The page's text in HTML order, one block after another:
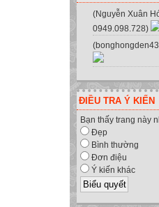
(Nguyễn Xuân
0949.098.728)
ĐIỀU TRA Ý KIẾN
Bạn thấy trang này
Đẹp
Bình thường
Đơn điệu
Ý kiến khác